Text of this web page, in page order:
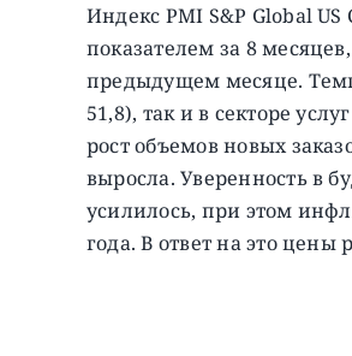
Индекс PMI S&P Global
показателем за 8
предыдущем месяце.
51,8), так и в секторе
рост объемов новых
выросла. Уверенность в
усилилось, при этом
года. В ответ на это